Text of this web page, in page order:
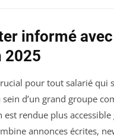
informé
2025
pour tout salarié qui
d’un grand groupe
rendue plus accessible
annonces écrites,